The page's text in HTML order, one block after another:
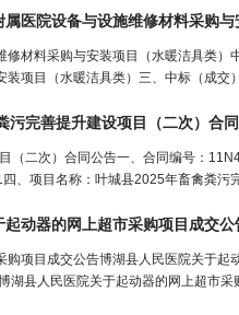
修材料采购与安装项目（水暖洁具类
项目（水暖洁具类）三、中标（成
污完善提升建设项目（二次）合
（二次）合同公告一、合同编号：
、项目名称：叶城县2025年畜禽粪
动器的网上超市采购项目成交公
购项目成交公告博湖县人民医院关于
湖县人民医院关于起动器的网上超市